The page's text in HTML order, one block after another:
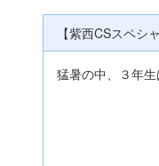
【紫西CSスペ
猛暑の中、３年